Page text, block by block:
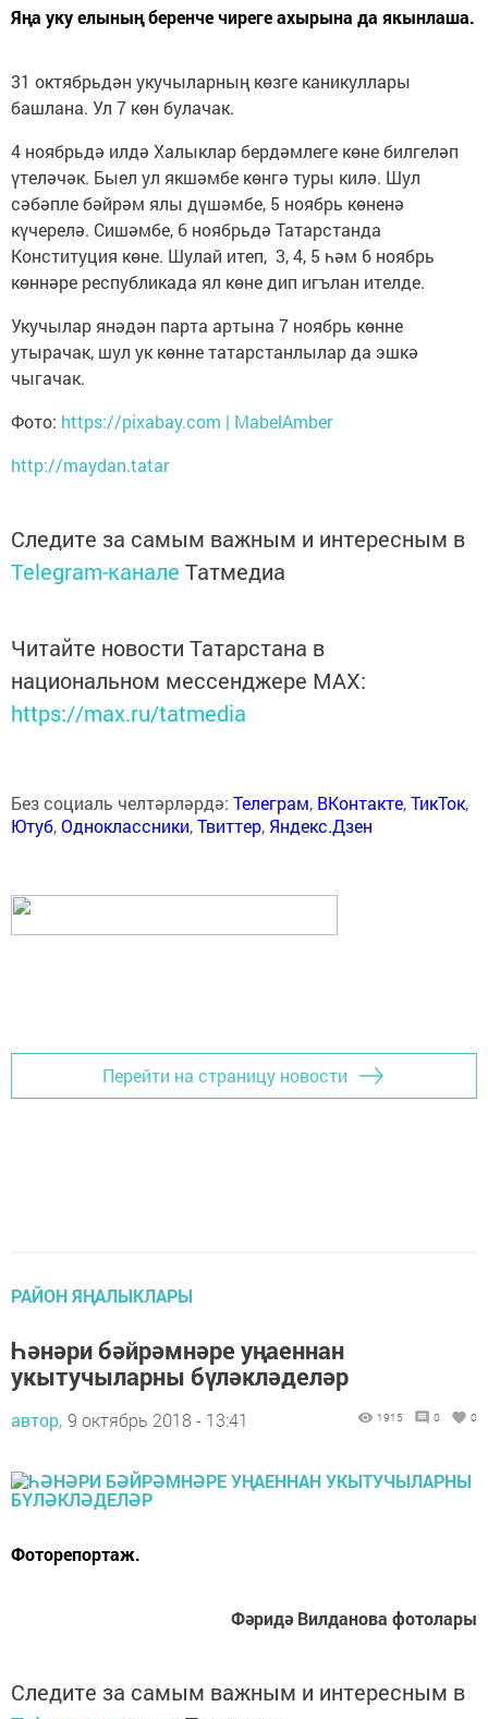
Яңа уку елының беренче чиреге ахырына да якынлаша.
31 октябрьдән укучыларның көзге каникуллары
башлана. Ул 7 көн булачак.
4 ноябрьдә илдә Халыклар бердәмлеге көне билгеләп
үтеләчәк. Быел ул якшәмбе көнгә туры килә. Шул
сәбәпле бәйрәм ялы дүшәмбе, 5 ноябрь көненә
күчерелә. Сишәмбе, 6 ноябрьдә Татарстанда
Конституция көне. Шулай итеп, 3, 4, 5 һәм 6 ноябрь
көннәре республикада ял көне дип игълан ителде.
Укучылар янәдән парта артына 7 ноябрь көнне
утырачак, шул ук көнне татарстанлылар да эшкә
чыгачак.
Фото: https://pixabay.com | MabelAmber
http://maydan.tatar
Следите за самым важным и интересным в
Telegram-канале Татмедиа
Читайте новости Татарстана в
национальном мессенджере MАХ:
https://max.ru/tatmedia
Без социаль челтәрләрдә: Телеграм, ВКонтакте,ТикТок,
Ютуб,Одноклассники,Твиттер, Яндекс.Дзен
Перейти на страницу новости
РАЙОН ЯҢАЛЫКЛАРЫ
Һәнәри бәйрәмнәре уңаеннан
укытучыларны бүләкләделәр
автор, 9 октябрь 2018 - 13:41 1915 0 0
Фоторепортаж.
Фәридә Вилданова фотолары
Следите за самым важным и интересным в